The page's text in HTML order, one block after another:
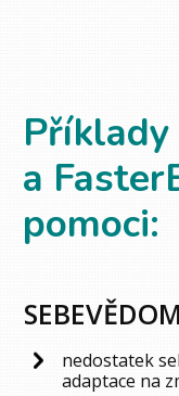
Příklady
a
pomoci:
nedostatek
adaptace na